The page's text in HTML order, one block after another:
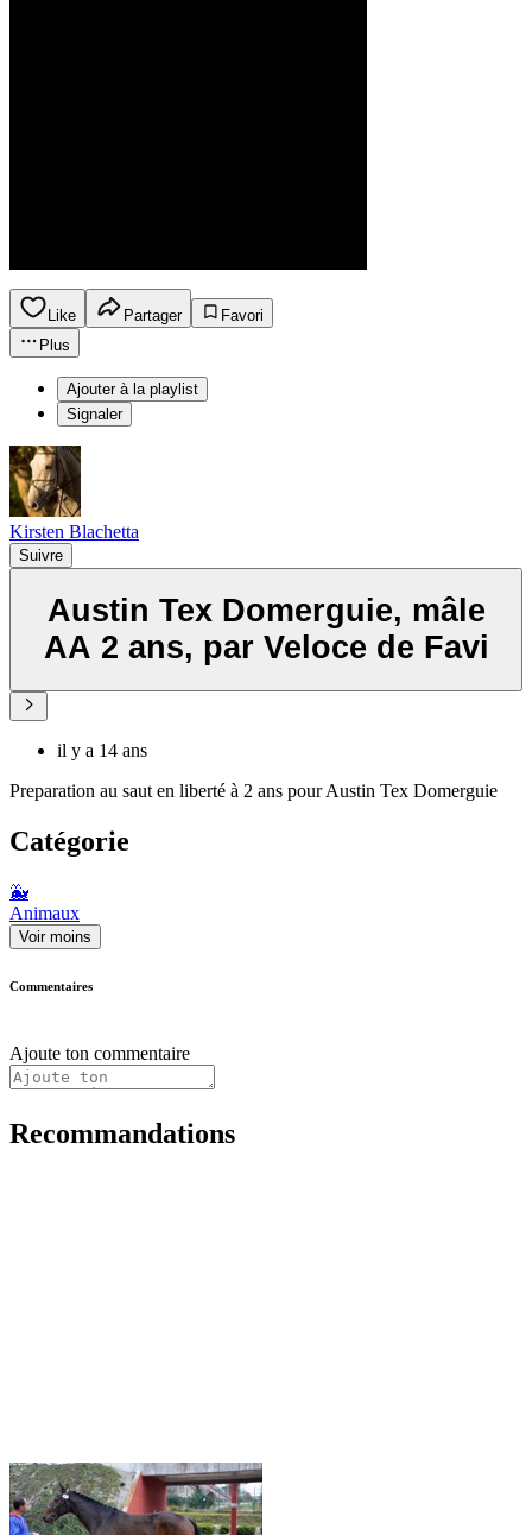
Like Partager
Favori
Plus
Ajouter à la playlist
Signaler
Kirsten Blachetta
Suivre
Austin Tex Domerguie, mâle
AA 2 ans, par Veloce de Favi
il y a 14 ans
Preparation au saut en liberté à 2 ans pour Austin Tex Domerguie
Catégorie
🐳
Animaux
Voir moins
Commentaires
Ajoute ton commentaire
Recommandations